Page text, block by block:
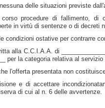
delle situazioni previste
procedure di fallimento, di
in virtù di sentenze o di decreti
condizioni ostative per contrarre
alla C.C.I.A.A. di
per la categoria relativa al
l'offerta presentata non
e di accettare
di cui al n. 6 delle avvertenze.